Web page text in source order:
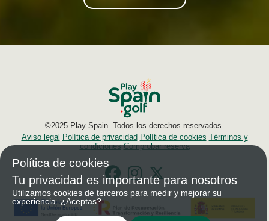
©2025 Play Spain. Todos los derechos reservados.
Aviso legal Política de privacidad Política de cookies Términos y
condiciones Comprobar reserva
Política de cookies
Tu privacidad es importante para nosotros
Utilizamos cookies de terceros para medir y mejorar su
experiencia. ¿Aceptas?